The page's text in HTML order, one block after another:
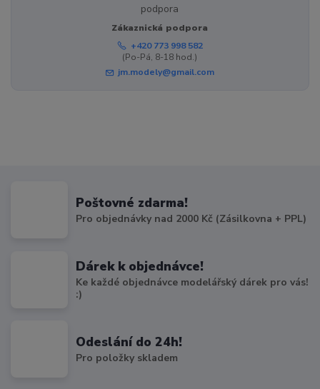
Zákaznická podpora
+420 773 998 582
(Po-Pá, 8-18 hod.)
jm.modely@gmail.com
Poštovné zdarma!
Pro objednávky nad 2000 Kč (Zásilkovna + PPL)
Dárek k objednávce!
Ke každé objednávce modelářský dárek pro vás!
:)
Odeslání do 24h!
Pro položky skladem